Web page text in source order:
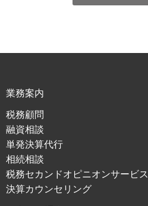
業務案内
税務顧問
融資相談
単発決算代行
相続相談
税務セカンドオピニオンサービス
決算カウンセリング